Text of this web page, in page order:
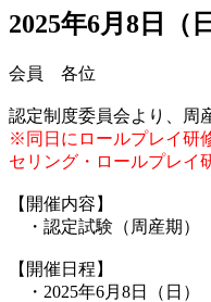
2025年6月8日（
会員 各位
認定制度委員会より、周
※同日にロールプレイ研
セリング・ロールプレイ
【開催内容】
・認定試験（周産期）
【開催日程】
・2025年6月8日（日）